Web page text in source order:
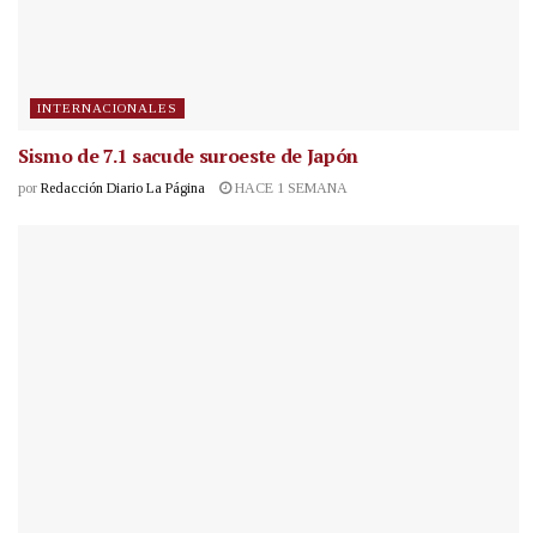
INTERNACIONALES
Sismo de 7.1 sacude suroeste de Japón
por Redacción Diario La Página HACE 1 SEMANA